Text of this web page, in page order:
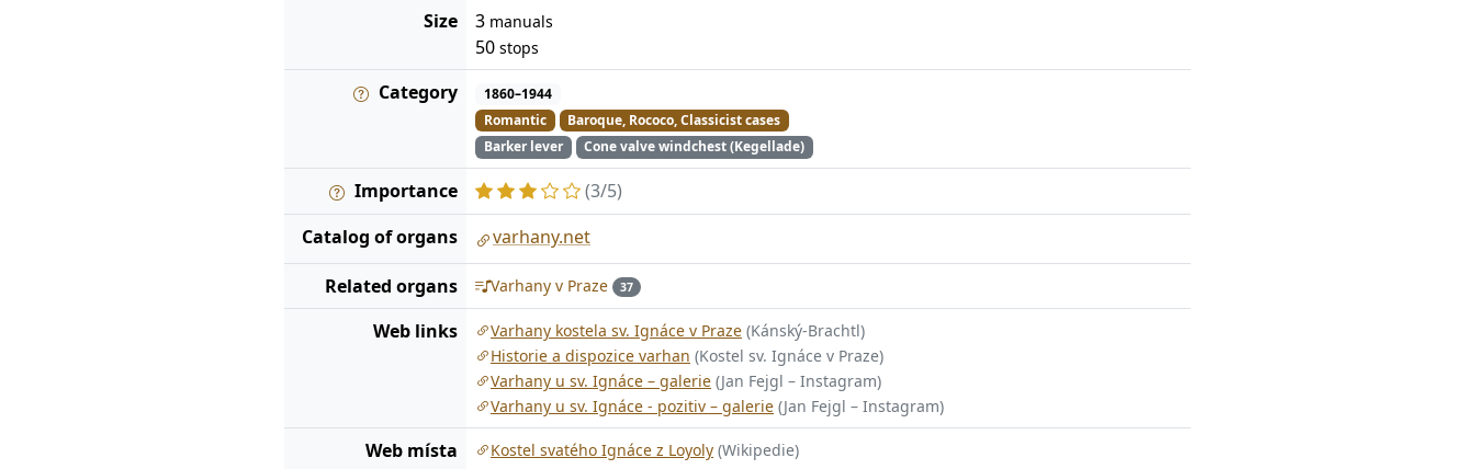
Size
3 manuals
50 stops
Category
1860–1944
Romantic
Baroque, Rococo, Classicist cases
Barker lever
Cone valve windchest (Kegellade)
Importance
(3/5)
Catalog of organs varhany.net
Related organs Varhany v Praze 37
Web links Varhany kostela sv. Ignáce v Praze (Kánský-Brachtl)
Historie a dispozice varhan (Kostel sv. Ignáce v Praze)
Varhany u sv. Ignáce – galerie (Jan Fejgl – Instagram)
Varhany u sv. Ignáce - pozitiv – galerie (Jan Fejgl – Instagram)
Web místa Kostel svatého Ignáce z Loyoly (Wikipedie)